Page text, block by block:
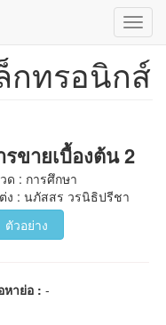
กทรอนิกส์
รขายเบื้องต้น 2
ด : การศึกษา
ง : นภัสสร วรนิธิปรีชา
ตัวอย่าง
หาย่อ :-